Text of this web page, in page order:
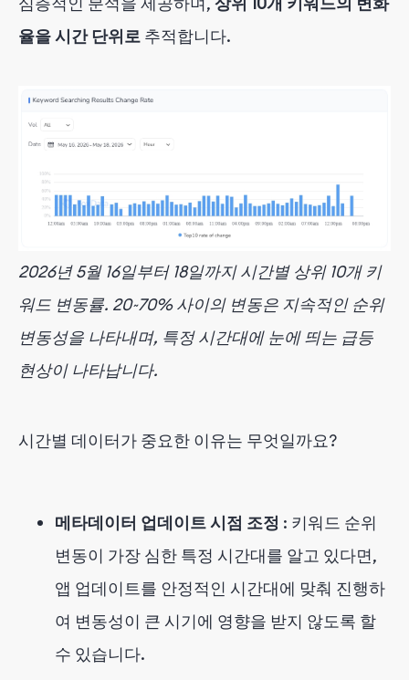
율을 시간 단위로 추적합니다.
2026년 5월 16일부터 18일까지 시간별 상위 10개 키
워드 변동률. 20~70% 사이의 변동은 지속적인 순위
변동성을 나타내며, 특정 시간대에 눈에 띄는 급등
현상이 나타납니다.
시간별 데이터가 중요한 이유는 무엇일까요?
메타데이터 업데이트 시점 조정 : 키워드 순위
변동이 가장 심한 특정 시간대를 알고 있다면,
앱 업데이트를 안정적인 시간대에 맞춰 진행하
여 변동성이 큰 시기에 영향을 받지 않도록 할
수 있습니다.